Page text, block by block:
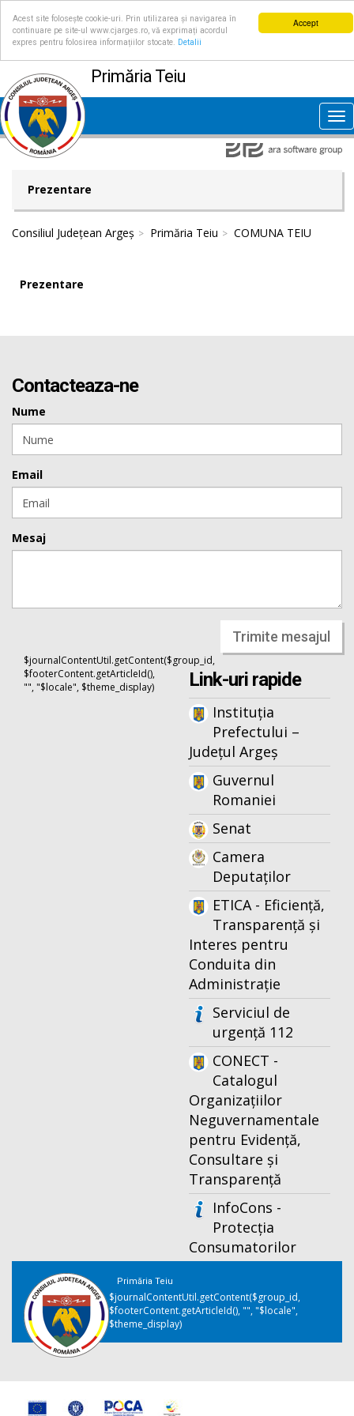
Accept
Acest site folosește cookie-uri. Prin utilizarea și navigarea în
continuare pe site-ul www.cjarges.ro, vă exprimați acordul
expres pentru folosirea informațiilor stocate.
Detalii
Primăria Teiu
Prezentare
Consiliul Județean Argeș Primăria Teiu COMUNA TEIU
Prezentare
Contacteaza-ne
Nume
Email
Mesaj
Trimite mesajul
$journalContentUtil.getContent($group_id,
$footerContent.getArticleId(),
"", "$locale", $theme_display)
Link-uri rapide
Instituția
Prefectului –
Județul Argeș
Guvernul
Romaniei
Senat
Camera
Deputaților
ETICA - Eficiență,
Transparență și
Interes pentru
Conduita din
Administrație
Serviciul de
urgență 112
CONECT -
Catalogul
Organizațiilor
Neguvernamentale
pentru Evidență,
Consultare și
Transparență
InfoCons -
Protecția
Consumatorilor
Primăria Teiu
$journalContentUtil.getContent($group_id,
$footerContent.getArticleId(), "", "$locale",
$theme_display)